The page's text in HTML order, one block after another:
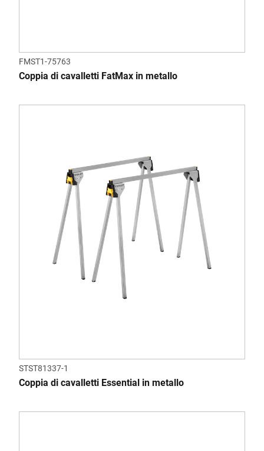
FMST1-75763
Coppia di cavalletti FatMax in metallo
STST81337-1
Coppia di cavalletti Essential in metallo